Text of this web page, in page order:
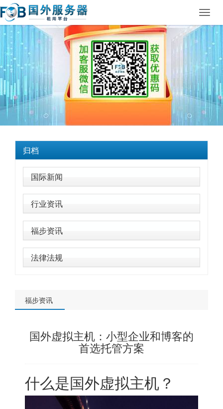
归档
国际新闻
行业资讯
福步资讯
法律法规
福步资讯
国外虚拟主机：小型企业和博客的
首选托管方案
什么是国外虚拟主机？